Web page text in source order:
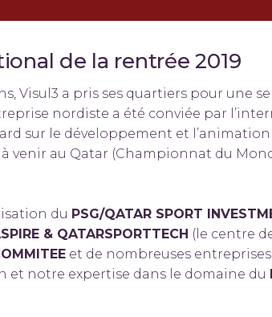
de la rentrée 2019
Visul3 a pris ses quartiers pour une
nordiste a été conviée par
sur le développement et
au Qatar (Championnat du
du PSG/QATAR SPORT
& QATARSPORTTECH (le centre
et de nombreuses
et notre expertise dans le domaine du